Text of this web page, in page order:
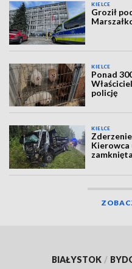
KIELCE
Groził
KIELCE
Ponad
policję
KIELCE
Kierowca
zamknięta
BIAŁYSTOK /